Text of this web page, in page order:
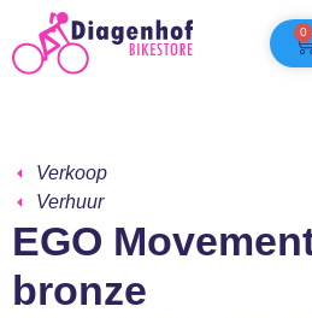
0
Verkoop
Verhuur
EGO
bronze